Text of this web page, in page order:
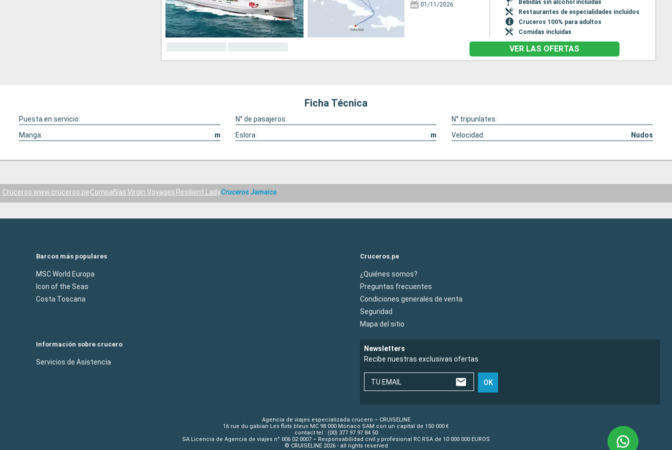
01/11/2026
Bebidas sin alcohol incluidas
Restaurantes de especialidades incluidos
Cruceros 100% para adultos
Comidas incluidas
VER LAS OFERTAS
Ficha Técnica
Puesta en servicio: N° de pasajeros:
N° tripunlates:
Manga:
m Eslora: m Velocidad: Nudos
Cruceros www.cruceros.peCompañíasVirgin Voyages Resilient LadyCruceros Jamaica
Barcos más populares
MSC World Europa
Icon of the Seas
Costa Toscana
Cruceros.pe
¿Quiénes somos?
Preguntas frecuentes
Condiciones generales de venta
Seguridad
Mapa del sitio
Información sobre crucero
Servicios de Asistencia
Newsletters
Recibe nuestras exclusivas ofertas
TU EMAIL OK
Agencia de viajes especializada crucero – CRUISELINE
16 rue du gabian Les flots bleus MC 98 000 Monaco SAM con un capital de 150 000 €
contact tel : (00) 377 97 97 84 50
SA.Licencia de Agencia de viajes n° 006 02 0007 – Responsabilidad civil y profesional RC RSA de 10 000 000 EUROS
© CRUISELINE 2026 - all rights reserved